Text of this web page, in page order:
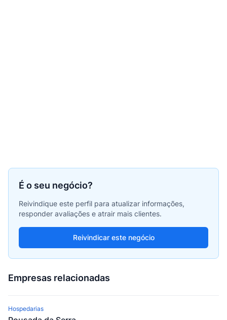
É o seu negócio?
Reivindique este perfil para atualizar informações,
responder avaliações e atrair mais clientes.
Reivindicar este negócio
Empresas relacionadas
Hospedarias